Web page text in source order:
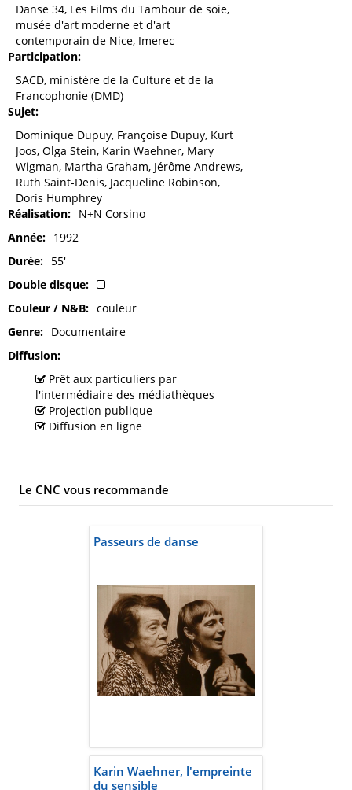
Danse 34, Les Films du Tambour de soie,
musée d'art moderne et d'art
contemporain de Nice, Imerec
Participation
SACD, ministère de la Culture et de la
Francophonie (DMD)
Sujet
Dominique Dupuy, Françoise Dupuy, Kurt
Joos, Olga Stein, Karin Waehner, Mary
Wigman, Martha Graham, Jérôme Andrews,
Ruth Saint-Denis, Jacqueline Robinson,
Doris Humphrey
Réalisation
N+N Corsino
Année
1992
Durée
55'
Double disque
Couleur / N&B
couleur
Genre
Documentaire
Diffusion
Prêt aux particuliers par
l'intermédiaire des médiathèques
Projection publique
Diffusion en ligne
Le CNC vous recommande
Passeurs de danse
Karin Waehner, l'empreinte
du sensible